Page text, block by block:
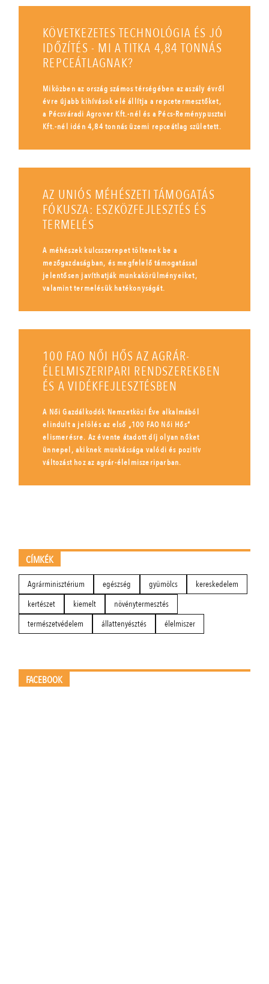
KÖVETKEZETES TECHNOLÓGIA ÉS JÓ
IDŐZÍTÉS - MI A TITKA 4,84 TONNÁS
REPCEÁTLAGNAK?
Miközben az ország számos térségében az aszály évről
évre újabb kihívások elé állítja a repcetermesztőket,
a Pécsváradi Agrover Kft.-nél és a Pécs-Reménypusztai
Kft.-nél idén 4,84 tonnás üzemi repceátlag született.
AZ UNIÓS MÉHÉSZETI TÁMOGATÁS
FÓKUSZA: ESZKÖZFEJLESZTÉS ÉS
TERMELÉS
A méhészek kulcsszerepet töltenek be a
mezőgazdaságban, és megfelelő támogatással
jelentősen javíthatják munkakörülményeiket,
valamint termelésük hatékonyságát.
100 FAO NŐI HŐS AZ AGRÁR-
ÉLELMISZERIPARI RENDSZEREKBEN
ÉS A VIDÉKFEJLESZTÉSBEN
A Női Gazdálkodók Nemzetközi Éve alkalmából
elindult a jelölés az első „100 FAO Női Hős”
elismerésre. Az évente átadott díj olyan nőket
ünnepel, akiknek munkássága valódi és pozitív
változást hoz az agrár-élelmiszeriparban.
CÍMKÉK
Agrárminisztérium egészség gyümölcs
kereskedelem
kertészet
kiemelt
növénytermesztés
természetvédelem
állattenyésztés élelmiszer
FACEBOOK